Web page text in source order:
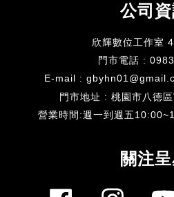
公司
欣輝數位工作室
門市電話 :
E-mail :
門市地址 : 桃園市八德
營業時間:週一到週五
關注
Facebook